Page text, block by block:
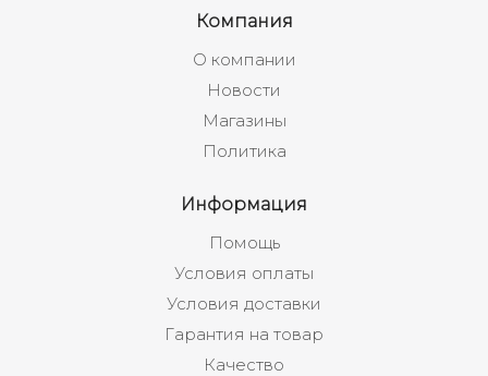
Компания
О компании
Новости
Магазины
Политика
Информация
Помощь
Условия оплаты
Условия доставки
Гарантия на товар
Качество